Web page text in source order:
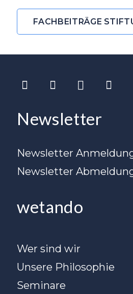
FACHBEITRÄGE
Newsletter
Newsletter
Newsletter
wetando
Wer sind wir
Unsere Philosophie
Seminare